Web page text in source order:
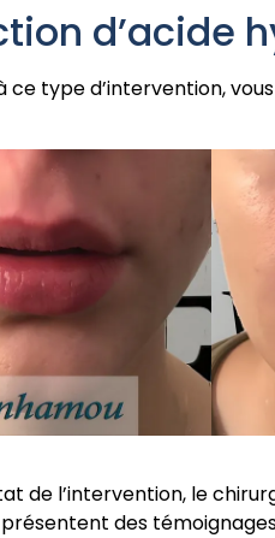
d’acide
type d’intervention,
de l’intervention, le
des